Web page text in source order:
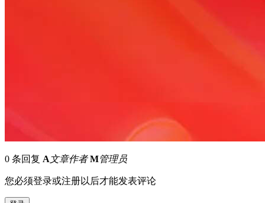
0 条回复 A文章作者 M管理员
您必须登录或注册以后才能发表评论